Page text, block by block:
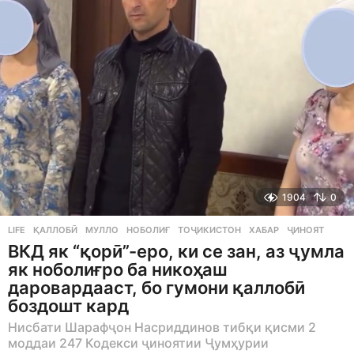
g
1904 0
LIFE ҚАЛЛОБӢ ,МУЛЛО ,НОБОЛИҒ ,ТОҶИКИСТОН ,ХАБАР ,ҶИНОЯТ
ВКД як “қорӣ”-еро, ки се зан, аз ҷумла
як ноболиғро ба никоҳаш
даровардааст, бо гумони қаллобӣ
боздошт кард
Нисбати Шарафҷон Насриддинов тибқи қисми 2
моддаи 247 Кодекси ҷиноятии Ҷумҳурии